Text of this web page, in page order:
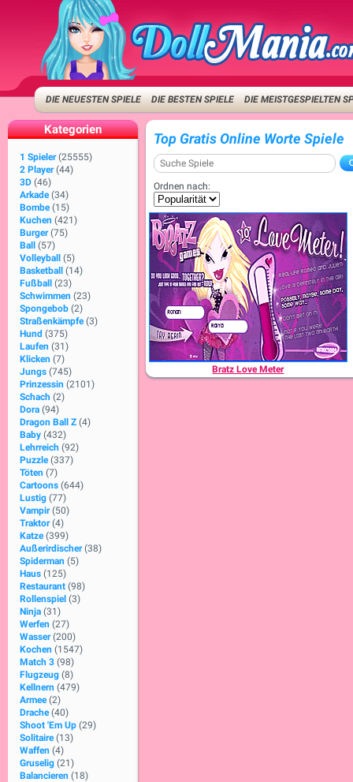
DIE NEUESTEN SPIELE DIE BESTEN SPIELE DIE MEISTGESPIELTEN
Kategorien
1 Spieler (25555)
2 Player (44)
3D (46)
Arkade (34)
Bombe (15)
Kuchen (421)
Burger (75)
Ball
(57)
Volleyball
(5)
Basketball
(14)
Fußball
(23)
Schwimmen (23)
Spongebob (2)
Straßenkämpfe (3)
Hund (375)
Laufen (31)
Klicken (7)
Jungs (745)
Prinzessin (2101)
Schach (2)
Dora (94)
Dragon Ball Z (4)
Baby (432)
Lehrreich (92)
Puzzle (337)
Töten (7)
Cartoons (644)
Lustig (77)
Vampir (50)
Traktor (4)
Katze (399)
Außerirdischer (38)
Spiderman (5)
Haus (125)
Restaurant (98)
Rollenspiel (3)
Ninja (31)
Werfen (27)
Wasser (200)
Kochen (1547)
Match 3 (98)
Flugzeug (8)
Kellnern (479)
Armee (2)
Drache (40)
Shoot 'Em Up (29)
Solitaire (13)
Waffen (4)
Gruselig (21)
Balancieren (18)
Top Gratis Online Worte Spiele
Ordnen nach:
Bratz Love Meter